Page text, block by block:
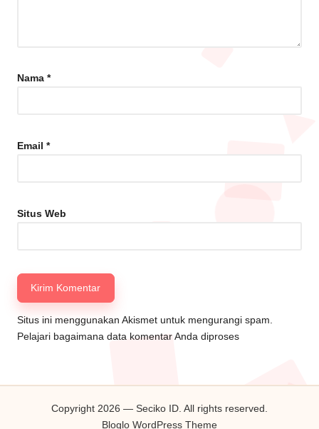
Nama *
Email *
Situs Web
Situs ini menggunakan Akismet untuk mengurangi spam.
Pelajari bagaimana data komentar Anda diproses
Copyright 2026 — Seciko ID. All rights reserved.
Bloglo WordPress Theme